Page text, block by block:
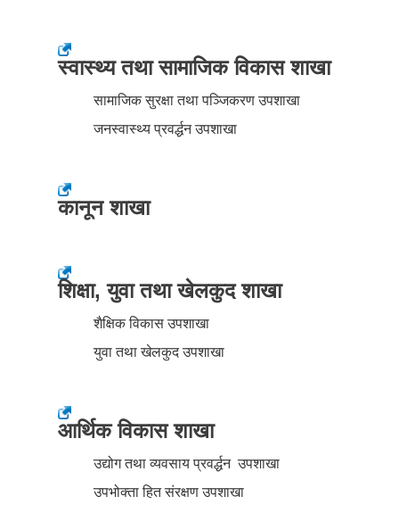
स्वास्थ्य तथा सामाजिक विकास शाखा
सामाजिक सुरक्षा तथा पञ्जिकरण उपशाखा
जनस्वास्थ्य प्रवर्द्धन उपशाखा
कानून शाखा
शिक्षा, युवा तथा खेलकुद शाखा
शैक्षिक विकास उपशाखा
युवा तथा खेलकुद उपशाखा
आर्थिक विकास शाखा
उद्योग तथा व्यवसाय प्रवर्द्धन उपशाखा
उपभोक्ता हित संरक्षण उपशाखा